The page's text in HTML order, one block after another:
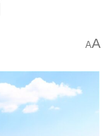
AA